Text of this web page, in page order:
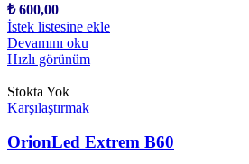
₺600,00
İstek listesine ekle
Devamını oku
Hızlı görünüm
Stokta Yok
Karşılaştırmak
OrionLed Extrem B60